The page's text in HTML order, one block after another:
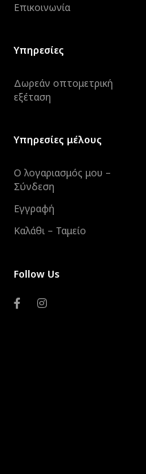
Επικοινωνία
Υπηρεσίες
Δωρεάν οπτομετρική
εξέταση
Υπηρεσίες μέλους
Ο λογαριασμός μου –
Σύνδεση
Εγγραφή
Καλάθι – Ταμείο
Follow Us